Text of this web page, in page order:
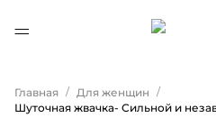
Главная / Для женщин /